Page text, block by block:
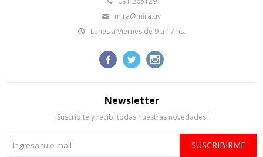
mira@mira.uy
Lunes a Viernes de 9 a 17 hs.
  
Newsletter
¡Suscribite y recibí todas nuestras novedades!
SUSCRIBIRME